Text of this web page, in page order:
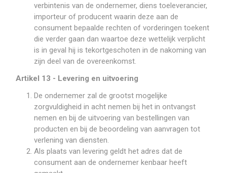
verbintenis van de ondernemer, diens toeleverancier,
importeur of producent waarin deze aan de
consument bepaalde rechten of vorderingen toekent
die verder gaan dan waartoe deze wettelijk verplicht
is in geval hij is tekortgeschoten in de nakoming van
zijn deel van de overeenkomst.
Artikel 13 - Levering en uitvoering
De ondernemer zal de grootst mogelijke
zorgvuldigheid in acht nemen bij het in ontvangst
nemen en bij de uitvoering van bestellingen van
producten en bij de beoordeling van aanvragen tot
verlening van diensten.
Als plaats van levering geldt het adres dat de
consument aan de ondernemer kenbaar heeft